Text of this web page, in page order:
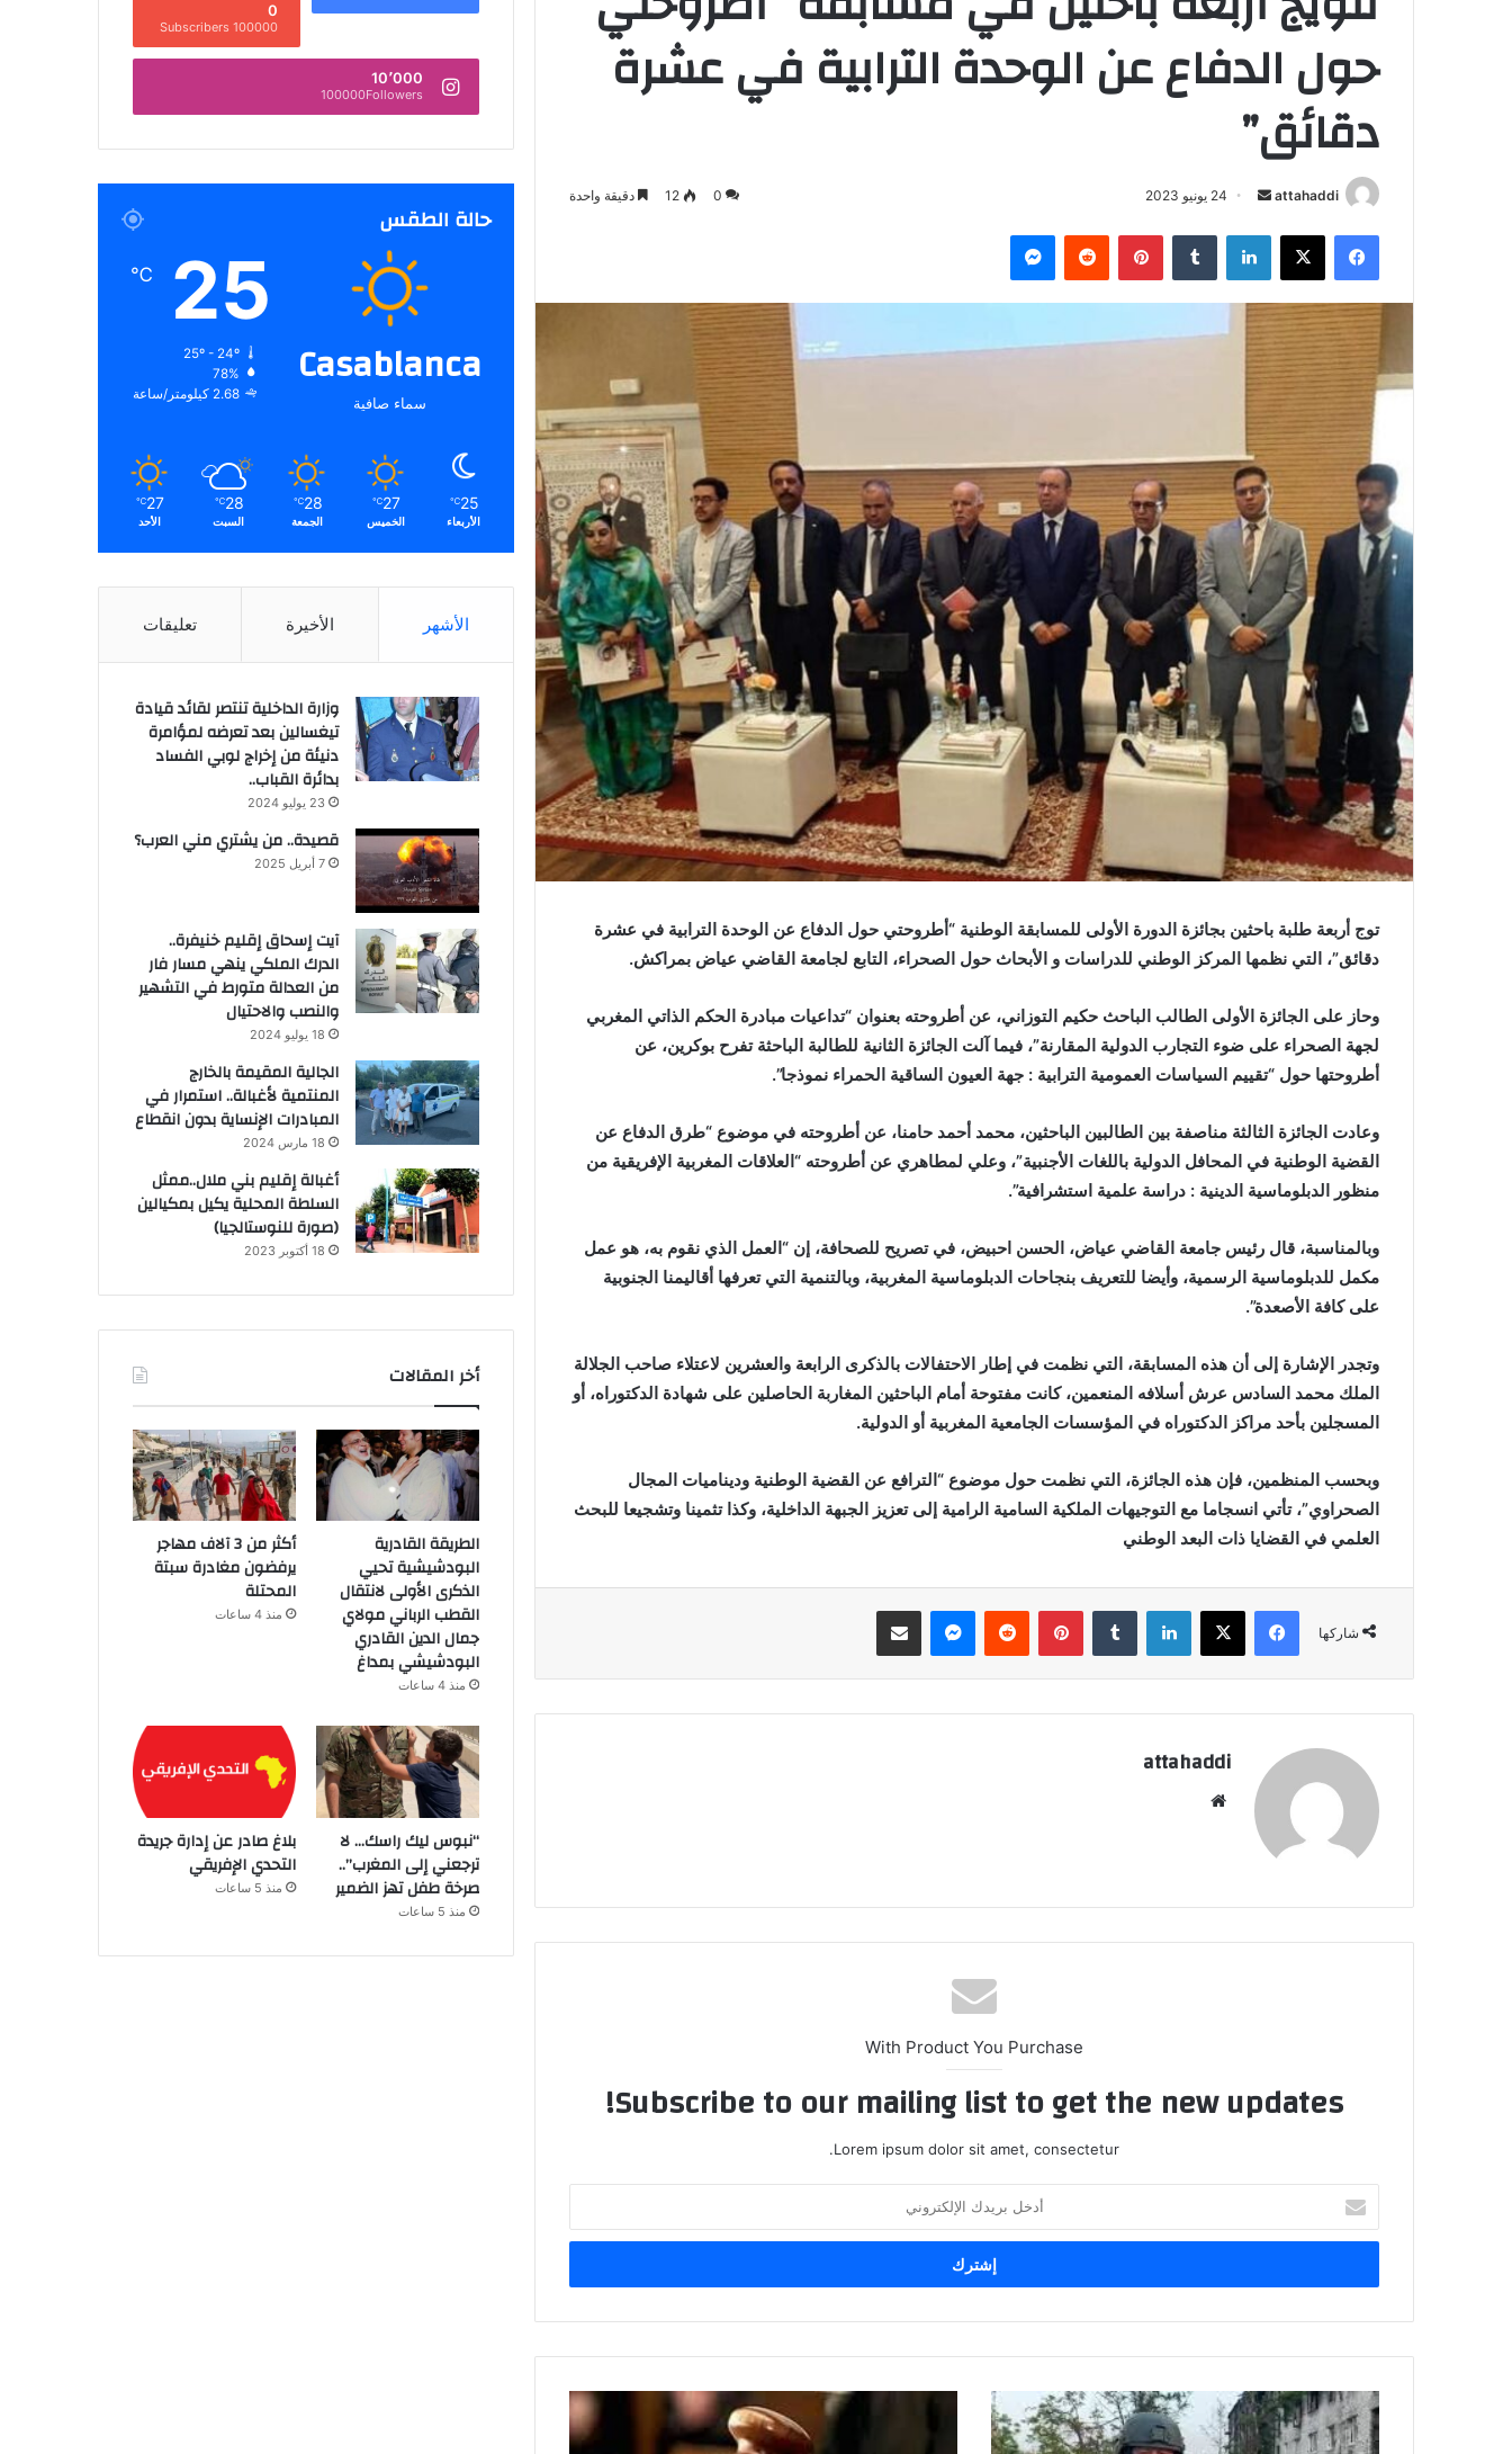
حول الدفاع عن الوحدة الترابية في عشرة
دقائق”
attahaddi
أرسل
إلكترونيا
24 يونيو 2023 0
12 دقيقة واحدة
فيسبوك X لينكدإن بينتيريست ماسنجر
توج أربعة طلبة باحثين بجائزة الدورة الأولى للمسابقة الوطنية “أطروحتي حول الدفاع عن الوحدة الترابية في عشرة
دقائق”، التي نظمها المركز الوطني للدراسات و الأبحاث حول الصحراء، التابع لجامعة القاضي عياض بمراكش.
وحاز على الجائزة الأولى الطالب الباحث حكيم التوزاني، عن أطروحته بعنوان “تداعيات مبادرة الحكم الذاتي المغربي
لجهة الصحراء على ضوء التجارب الدولية المقارنة”، فيما آلت الجائزة الثانية للطالبة الباحثة تفرح بوكرين، عن
أطروحتها حول “تقييم السياسات العمومية الترابية : جهة العيون الساقية الحمراء نموذجا”.
وعادت الجائزة الثالثة مناصفة بين الطالبين الباحثين، محمد أحمد حامنا، عن أطروحته في موضوع “طرق الدفاع عن
القضية الوطنية في المحافل الدولية باللغات الأجنبية”، وعلي لمطاهري عن أطروحته “العلاقات المغربية الإفريقية من
منظور الدبلوماسية الدينية : دراسة علمية استشرافية”.
وبالمناسبة، قال رئيس جامعة القاضي عياض، الحسن احبيض، في تصريح للصحافة، إن “العمل الذي نقوم به، هو عمل
مكمل للدبلوماسية الرسمية، وأيضا للتعريف بنجاحات الدبلوماسية المغربية، وبالتنمية التي تعرفها أقاليمنا الجنوبية
على كافة الأصعدة”.
وتجدر الإشارة إلى أن هذه المسابقة، التي نظمت في إطار الاحتفالات بالذكرى الرابعة والعشرين لاعتلاء صاحب الجلالة
الملك محمد السادس عرش أسلافه المنعمين، كانت مفتوحة أمام الباحثين المغاربة الحاصلين على شهادة الدكتوراه، أو
المسجلين بأحد مراكز الدكتوراه في المؤسسات الجامعية المغربية أو الدولية.
وبحسب المنظمين، فإن هذه الجائزة، التي نظمت حول موضوع “الترافع عن القضية الوطنية وديناميات المجال
الصحراوي”، تأتي انسجاما مع التوجيهات الملكية السامية الرامية إلى تعزيز الجبهة الداخلية، وكذا تثمينا وتشجيعا للبحث
العلمي في القضايا ذات البعد الوطني
شاركها
فيسبوك X لينكدإن بينتيريست ماسنجر مشاركة عبر البريد
attahaddi
With Product You Purchase
Subscribe to our mailing list to get the new updates!
Lorem ipsum dolor sit amet, consectetur.
بريدك
الإلكتروني
0
100000 Subscribers
10٬000
100000Followers
حالة الطقس
Casablanca
سماء صافية
25
℃
25º - 24º
78%
2.68 كيلومتر/ساعة
25
℃
الأربعاء
27
℃
الخميس
28
℃
الجمعة
28
℃
السبت
27
℃
الأحد
الأشهر الأخيرة تعليقات
وزارة الداخلية تنتصر لقائد قيادة
تيغسالين بعد تعرضه لمؤامرة
دنيئة من إخراج لوبي الفساد
بدائرة القباب..
23 يوليو 2024
قصيدة.. من يشتري مني العرب؟
7 أبريل 2025
آيت إسحاق إقليم خنيفرة..
الدرك الملكي ينهي مسار فار
من العدالة متورط في التشهير
والنصب والاحتيال
18 يوليو 2024
الجالية المقيمة بالخارج
المنتمية لأغبالة.. استمرار في
المبادرات الإنساية بدون انقطاع
18 مارس 2024
أغبالة إقليم بني ملال..ممثل
السلطة المحلية يكيل بمكيالين
(صورة للنوستالجيا)
18 أكتوبر 2023
أخر المقالات
الطريقة القادرية
البودشيشية تحيي
الذكرى الأولى لانتقال
القطب الرباني مولاي
جمال الدين القادري
البودشيشي بمداغ
منذ 4 ساعات
أكثر من 3 آلاف مهاجر
يرفضون مغادرة سبتة
المحتلة
منذ 4 ساعات
“نبوس ليك راسك… لا
ترجعني إلى المغرب”..
صرخة طفل تهز الضمير
منذ 5 ساعات
بلاغ صادر عن إدارة جريدة
التحدي الإفريقي
منذ 5 ساعات